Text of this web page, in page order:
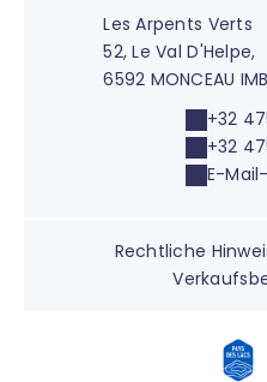
Les Arpents Verts
52, Le Val D'Helpe,
6592 MONCEAU
+32
+32
E-
Rechtliche